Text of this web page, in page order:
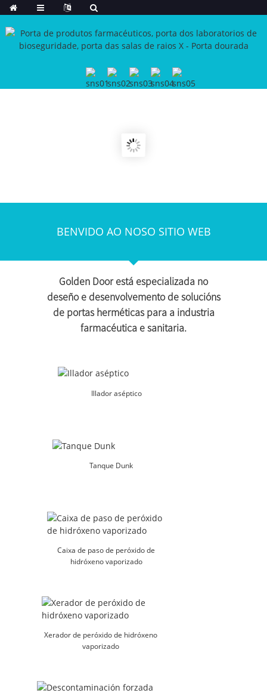
BENVIDO AO NOSO SITIO WEB
Golden Door está especializada no
deseño e desenvolvemento de solucións
de portas herméticas para a industria
farmacéutica e sanitaria.
Illador aséptico
Tanque Dunk
Caixa de paso de peróxido de
hidróxeno vaporizado
Xerador de peróxido de hidróxeno
vaporizado